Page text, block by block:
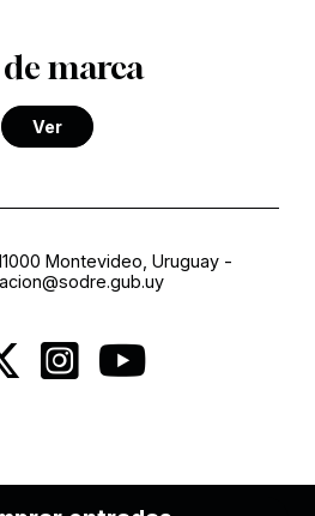
marca
Ver
Montevideo, Uruguay-